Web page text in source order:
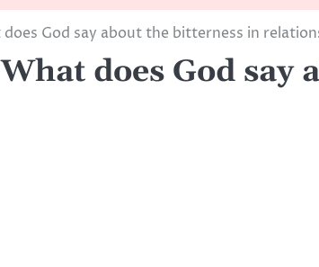
God say about the bitterness in
does God say